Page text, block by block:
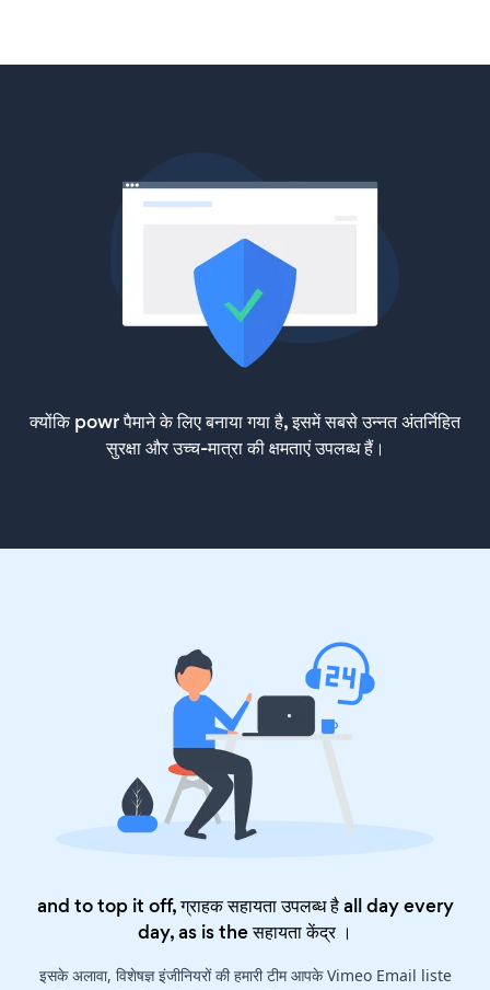
क्योंकि powr पैमाने के लिए बनाया गया है, इसमें सबसे उन्नत अंतर्निहित
सुरक्षा और उच्च-मात्रा की क्षमताएं उपलब्ध हैं।
and to top it off, ग्राहक सहायता उपलब्ध है all day every
day, as is theसहायता केंद्र।
इसके अलावा, विशेषज्ञ इंजीनियरों की हमारी टीम आपके Vimeo Email liste